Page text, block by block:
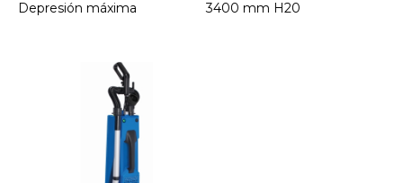
Depresión máxima
3400 mm H20